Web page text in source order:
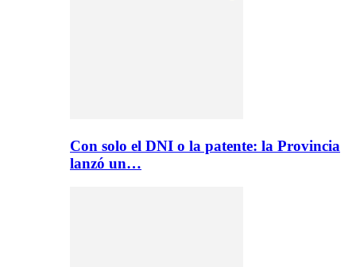
Con solo el DNI o la patente: la Provincia
lanzó un…